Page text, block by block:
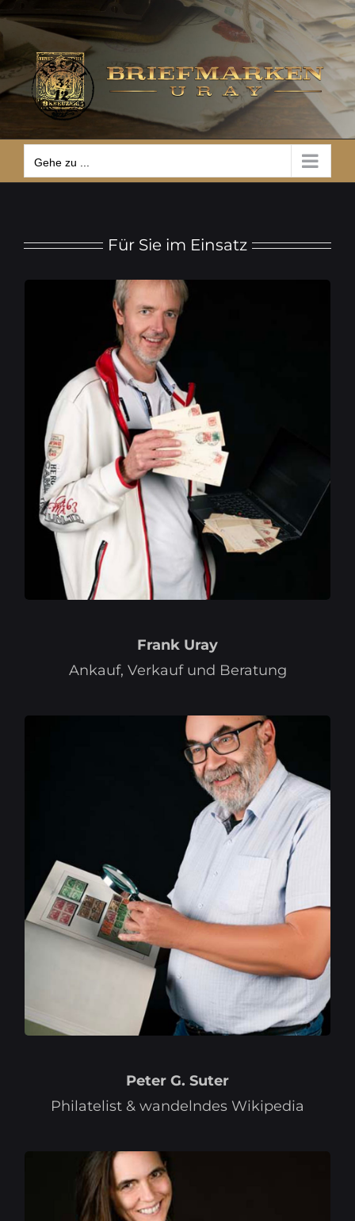
Zum
Inhalt
springen
Gehe zu ...
Gehe zu ...
Für Sie im Einsatz
Frank Uray
Ankauf, Verkauf und Beratung
Peter G. Suter
Philatelist & wandelndes Wikipedia